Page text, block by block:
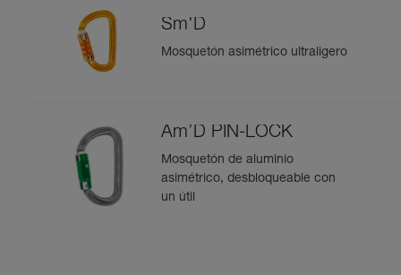
Sm'D
Mosquetón asimétrico ultraligero
Am’D PIN-LOCK
Mosquetón de aluminio
asimétrico, desbloqueable con
un útil